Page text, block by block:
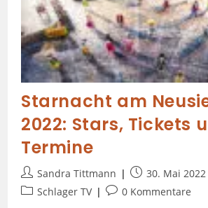
Starnacht am
2022: Stars, Tickets
Termine
Sandra Tittmann
30. Mai 2022
Schlager TV
0 Kommentare